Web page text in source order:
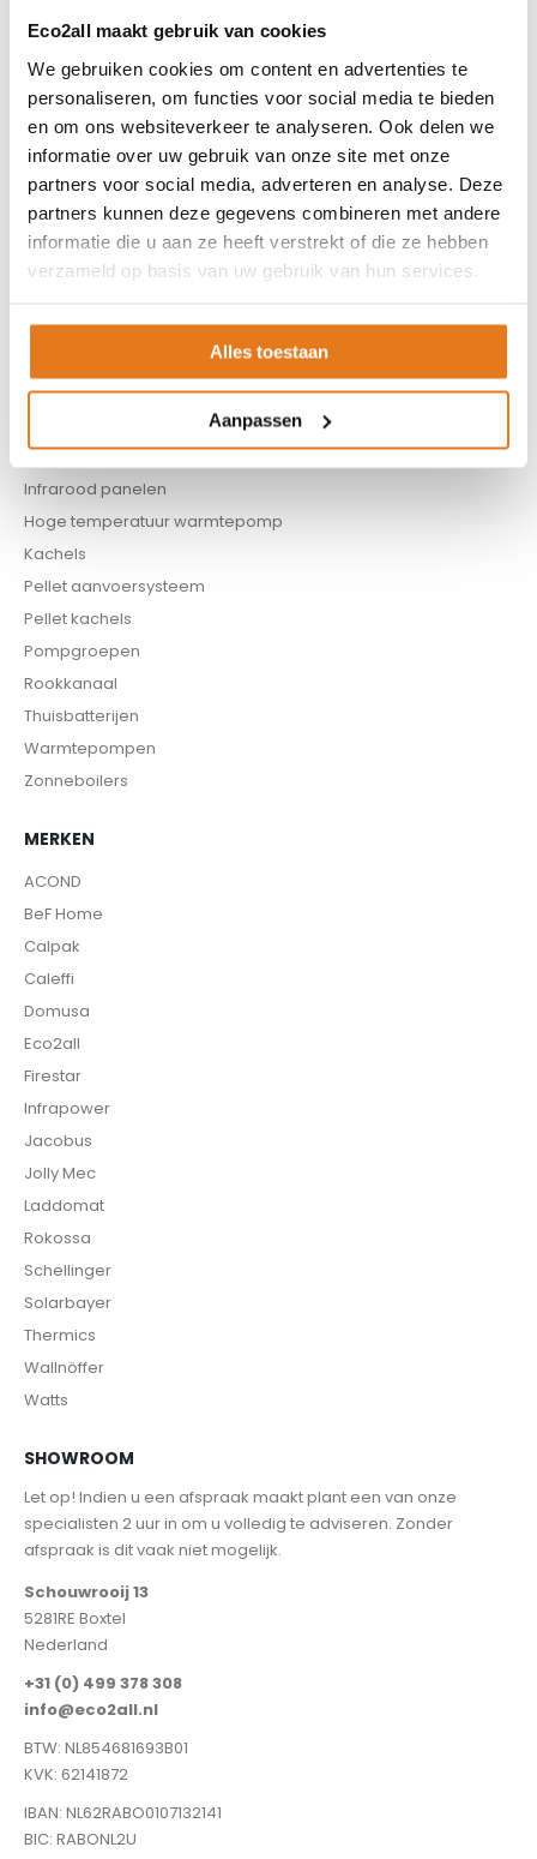
Eco2all maakt gebruik van cookies
We gebruiken cookies om content en advertenties te
personaliseren, om functies voor social media te bieden
en om ons websiteverkeer te analyseren. Ook delen we
informatie over uw gebruik van onze site met onze
partners voor social media, adverteren en analyse. Deze
partners kunnen deze gegevens combineren met andere
informatie die u aan ze heeft verstrekt of die ze hebben
verzameld op basis van uw gebruik van hun services.
Alles toestaan
Aanpassen
Privacybeleid
Algemene voorwaarden
ISDE-subsidie
Partner Locator
Contact
ASSORTIMENT
Appendages
Boilers
Controllers
CV pellet kachels
Infrarood panelen
Hoge temperatuur warmtepomp
Kachels
Pellet aanvoersysteem
Pellet kachels
Pompgroepen
Rookkanaal
Thuisbatterijen
Warmtepompen
Zonneboilers
MERKEN
ACOND
BeF Home
Calpak
Caleffi
Domusa
Eco2all
Firestar
Infrapower
Jacobus
Jolly Mec
Laddomat
Rokossa
Schellinger
Solarbayer
Thermics
Wallnöffer
Watts
SHOWROOM
Let op! Indien u een afspraak maakt plant een van onze
specialisten 2 uur in om u volledig te adviseren. Zonder
afspraak is dit vaak niet mogelijk.
Schouwrooij 13
5281RE Boxtel
Nederland
+31 (0) 499 378 308
info@eco2all.nl
BTW: NL854681693B01
KVK: 62141872
IBAN: NL62RABO0107132141
BIC: RABONL2U